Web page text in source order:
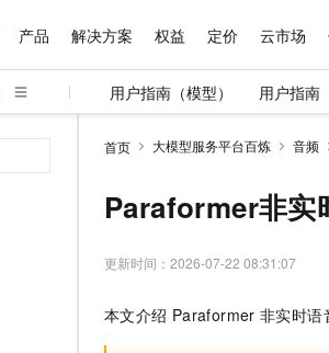
产品 解决方案 权益 定价 云市场
用户指南（模型） 用户指南
首页 大模型服务平台百炼 音频
Paraformer非实
更新时间： 2026-07-22 08:31:07
本文介绍 Paraformer 非实时语
千问AI平台
精选产品
多元化、高性能、安全可靠的大模型服务
无影云电脑
随时随地安全接入的云上超级电脑
精选解决方案
企业级Agent产品，直接交付可用成果
HappyHorse 打造一站式影视创作平台
可视化编排打通从文字构思到成片全链路闭环
普惠上云
云服务器38元/年起，超值低价云产品抢先购
推荐新用户得奖励，单订单最高返9万
云工开物
高校专属算力普惠，学生认证享300元代
产品定价
了解云产品的定价详情
云上成本管理
管理和优化成本
精选商城
多端小程序
观测云
成为销售伙伴
咨询伙伴
销售伙伴合作计划
无影生态合作计划
售前咨询
自助服务
在线服务
为什么选择阿里云
技术领先
分析师报告